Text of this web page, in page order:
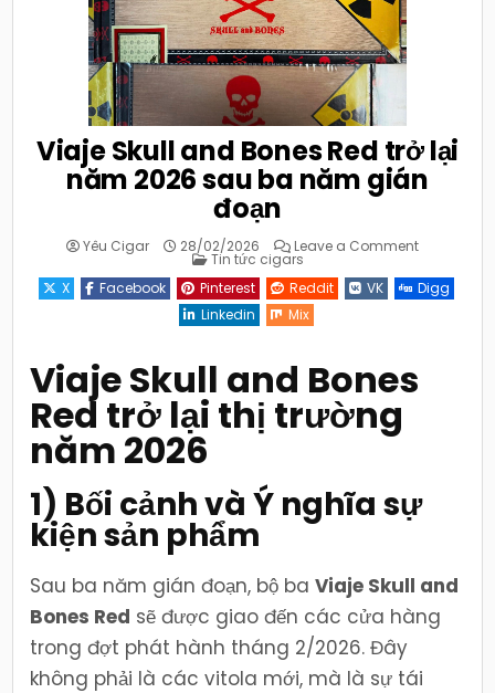
Viaje Skull and Bones Red trở lại
năm 2026 sau ba năm gián
đoạn
Yêu Cigar 28/02/2026 Leave a Commenton
and
Bones
sau
ba
Posted
Tin tức cigars
X
Facebook Pinterest Reddit VK
Digg
Linkedin
Mix
Viaje Skull and Bones
Red trở lại thị trường
năm 2026
1) Bối cảnh và Ý nghĩa sự
kiện sản phẩm
Sau ba năm gián đoạn, bộ baViaje Skull and
Bones Red sẽ được giao đến các cửa hàng
trong đợt phát hành tháng 2/2026. Đây
không phải là các vitola mới, mà là sự tái